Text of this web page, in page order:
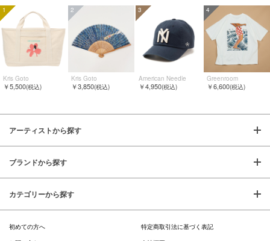
1
Kris Goto
￥5,500(税込)
2
Kris Goto
￥3,850(税込)
3
American Needle
￥4,950(税込)
4
Greenroom
￥6,600(税込)
アーティストから探す
ブランドから探す
カテゴリーから探す
初めての方へ
特定商取引法に基づく表記